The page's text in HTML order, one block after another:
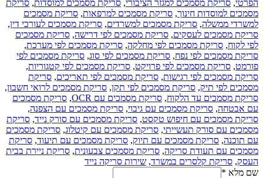
הפרטי, סריקת מסמכים למגזר הציבורי, סריקת מסמכים למוסדות, סריקת
מסמכים למוסדות חינוך, סריקת מסמכים למרפאות, סריקת מסמכים
למשרדי ממשלה, סריקת מסמכים למשרדים, סריקת מסמכים לעורכי דין,
סריקת מסמכים לעסקים, סריקת מסמכים לפי דרישה, סריקת מסמכים
לפי לקוח, סריקת מסמכים לפי מחלקה, סריקת מסמכים לפי מערכת,
סריקת מסמכים לפי נפח, סריקת מסמכים לפי סוג, סריקת מסמכים לפי
פורמט, סריקת מסמכים לפי פרויקט, סריקת מסמכים לפי קטגוריות,
סריקת מסמכים לפי רגישות, סריקת מסמכים לפי תאריכים, סריקת
מסמכים לפי תיק, סריקת מסמכים לפי תקן, סריקת מסמכים לרואי חשבון,
סריקת מסמכים עד הלקוח, סריקת מסמכים עם OCR , סריקת מסמכים
עם אבטחה, סריקת מסמכים עם גיבוי, סריקת מסמכים עם הצפנה,
סריקת מסמכים עם חיפוש טקסט, סריקת מסמכים עם סורק נייד, סריקת
מסמכים עם סורק תעשייתי, סריקת מסמכים עם קיטלוג, סריקת מסמכים
עם תוכנה, סריקת מסמכים עם תיוק, סריקת מסמכים עם תיעוד, סריקת
מסמכים עם תעודת סריקה, סריקת מסמכים צבעונית, סריקת ניירת בבית
העסק, סריקת קלסרים במשרד, שירות סריקה נייד
שם מלא *